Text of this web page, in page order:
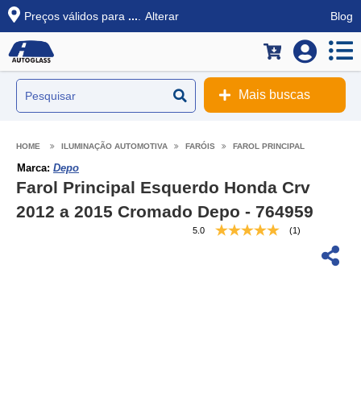
Preços válidos para ... Alterar Blog
Mais buscas
ILUMINAÇÃO AUTOMOTIVA FARÓIS FAROL PRINCIPAL
Marca: Depo
Farol Principal Esquerdo Honda Crv
2012 a 2015 Cromado Depo - 764959
5.0 (1)